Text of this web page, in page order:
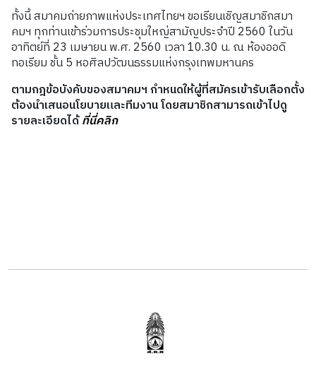
ทั้งนี้ สมาคมถ่ายภาพแห่งประเทศไทยฯ ขอเรียนเชิญสมาชิกสมา
คมฯ ทุกท่านเข้าร่วมการประชุมใหญ่สามัญประจำปี 2560 ในวัน
อาทิตย์ที่ 23 เมษายน พ.ศ. 2560 เวลา10.30 น. ณ ห้องออดิ
ทอเรียม ชั้น5 หอศิลปวัฒนธรรมแห่งกรุงเทพมหานคร
ตามกฎข้อบังคับของสมาคมฯ กำหนดให้ผู้ที่สมัครเข้ารับเลือกตั้ง
ต้องนำเสนอนโยบายและทีมงาน โดยสมาชิกสามารถเข้าไปดู
รายละเอียดได้ที่นี่คลิก